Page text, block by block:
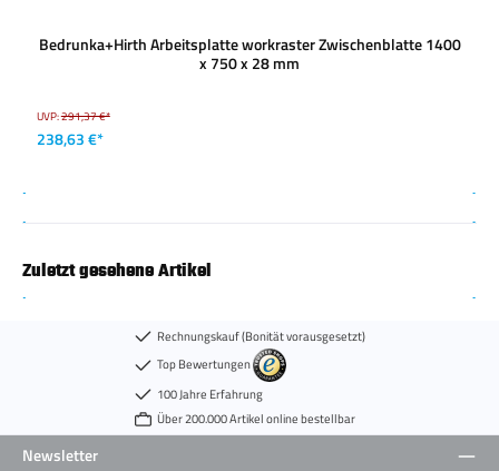
Bedrunka+Hirth Arbeitsplatte workraster Zwischenblatte 1400
x 750 x 28 mm
UVP:291,37 €*
238,63 €*
Zuletzt gesehene Artikel
Rechnungskauf (Bonität vorausgesetzt)
Top Bewertungen
100 Jahre Erfahrung
Über 200.000 Artikel online bestellbar
Newsletter